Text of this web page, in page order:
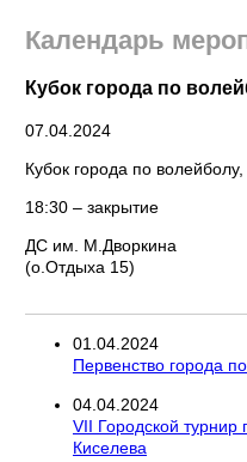
Календарь
Кубок города по
07.04.2024
Кубок города по
18:30 – закрытие
ДС им. М.Дворкина
(о.Отдыха 15)
01.04.2024
Первенство города
04.04.2024
VII Городской
Киселева